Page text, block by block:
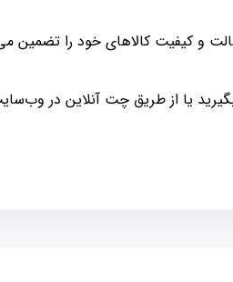
و کیفیت کالاهای خود را تضمین
یا از طریق چت آنلاین در